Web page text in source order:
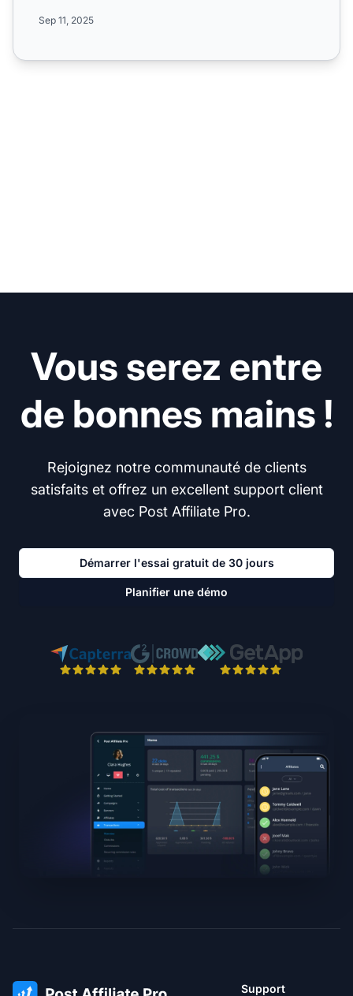
Sep 11, 2025
Vous serez entre
de bonnes mains !
Rejoignez notre communauté de clients
satisfaits et offrez un excellent support client
avec Post Affiliate Pro.
Démarrer l'essai gratuit de 30 jours
Planifier une démo
Support